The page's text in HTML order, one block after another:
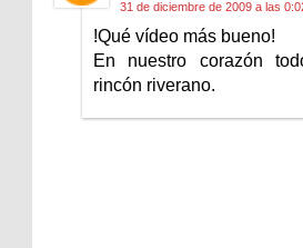
31 de diciembre de 2009 a las
!Qué vídeo más bueno!
En nuestro corazón
rincón riverano.